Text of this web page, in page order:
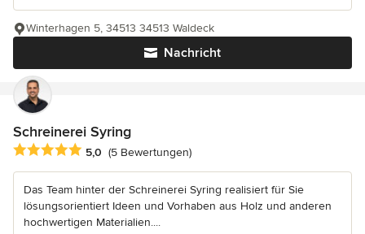
Nachricht
Winterhagen 5, 34513 34513 Waldeck
Schreinerei Syring
Durchschnittliche Bewertung: 5 von 5 Sternen
5,0 (5 Bewertungen)
Das Team hinter der Schreinerei Syring realisiert für Sie
lösungsorientiert Ideen und Vorhaben aus Holz und anderen
hochwertigen Materialien....